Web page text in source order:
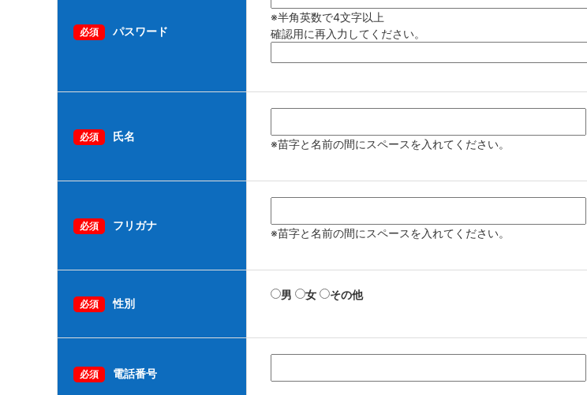
必須 パスワード
※半角英数で4文字以上
確認用に再入力してください。
必須 氏名
※苗字と名前の間にスペースを入れてください。
必須 フリガナ
※苗字と名前の間にスペースを入れてください。
必須 性別
男 女 その他
必須 電話番号